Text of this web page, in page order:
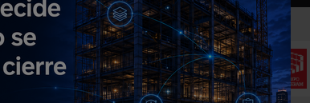
EMPRESAS PREMIUM